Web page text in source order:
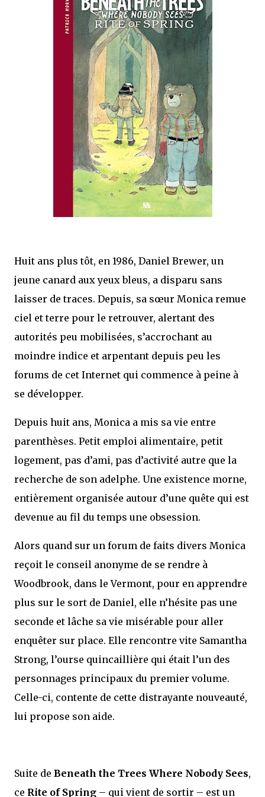
que Thomas connaissait et appréciait Olivier. Marlowe découvre une ville qu’il
ne connaissait pas, habitée par la méfiance, la peur et le rigorisme de la Ligue,
une ville pleine de mystères et de vieilles rancœurs. La Dame d...
Huit ans plus tôt, en 1986, Daniel Brewer, un
jeune canard aux yeux bleus, a disparu sans
laisser de traces. Depuis, sa sœur Monica remue
ciel et terre pour le retrouver, alertant des
autorités peu mobilisées, s’accrochant au
moindre indice et arpentant depuis peu les
forums de cet Internet qui commence à peine à
se développer.
Depuis huit ans, Monica a mis sa vie entre
parenthèses. Petit emploi alimentaire, petit
logement, pas d’ami, pas d’activité autre que la
recherche de son adelphe. Une existence morne,
entièrement organisée autour d’une quête qui est
devenue au fil du temps une obsession.
Alors quand sur un forum de faits divers Monica
reçoit le conseil anonyme de se rendre à
Woodbrook, dans le Vermont, pour en apprendre
plus sur le sort de Daniel, elle n’hésite pas une
seconde et lâche sa vie misérable pour aller
enquêter sur place. Elle rencontre vite Samantha
Strong, l’ourse quincaillière qui était l’un des
personnages principaux du premier volume.
Celle-ci, contente de cette distrayante nouveauté,
lui propose son aide.
Suite de Beneath the Trees Where Nobody Sees,
ce Rite of Spring – qui vient de sortir – est un